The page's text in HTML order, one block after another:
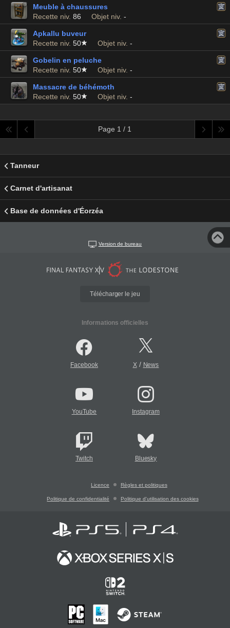
Meuble à chaussures
Recette niv. 86 Objet niv. -
Apkallu buveur
Recette niv. 50 Objet niv. -
Gobelin en peluche
Recette niv. 50 Objet niv. -
Massacre de béhémoth
Recette niv. 50 Objet niv. -
Page 1 / 1
Tanneur
Carnet d'artisanat
Base de données d'Éorzéa
Version de bureau
Télécharger le jeu
Informations officielles
Facebook X/ News
YouTube Instagram
Twitch Bluesky
Licence Règles et politiques
Politique de confidentialité Politique d'utilisation des cookies